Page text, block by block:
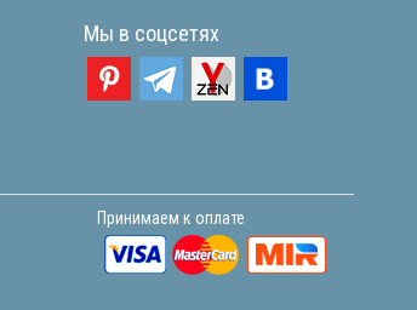
Мы в соцсетях
Принимаем к оплате